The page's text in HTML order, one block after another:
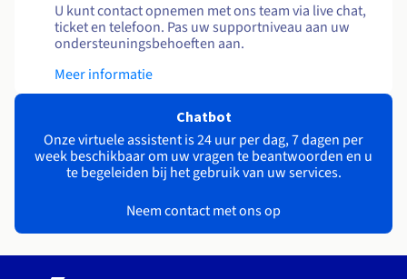
U kunt contact opnemen met ons team via live chat,
ticket en telefoon. Pas uw supportniveau aan uw
ondersteuningsbehoeften aan.
Meer informatie
Chatbot
Onze virtuele assistent is 24 uur per dag, 7 dagen per
week beschikbaar om uw vragen te beantwoorden en u
te begeleiden bij het gebruik van uw services.
Neem contact met ons op